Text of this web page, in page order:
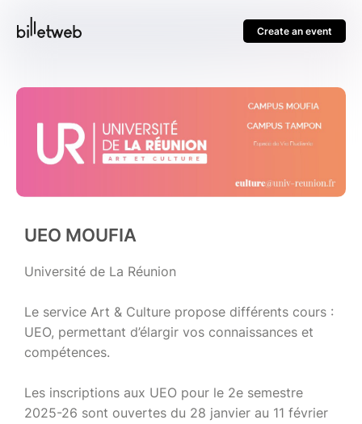
Create an event
UEO MOUFIA
Université de La Réunion
Le service Art & Culture propose différents cours :
UEO, permettant d’élargir vos connaissances et
compétences.
Les inscriptions aux UEO pour le 2e semestre
2025-26 sont ouvertes du 28 janvier au 11 février